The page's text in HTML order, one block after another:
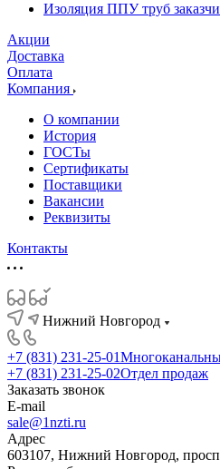
Изоляция ППУ труб
Акции
Доставка
Оплата
Компания
О компании
История
ГОСТы
Сертификаты
Поставщики
Вакансии
Реквизиты
Контакты
Нижний Новгород
+7 (831) 231-25-01
+7 (831) 231-25-02Отдел продаж
Заказать звонок
E-mail
sale@1nzti.ru
Адрес
603107, Нижний Новгород,